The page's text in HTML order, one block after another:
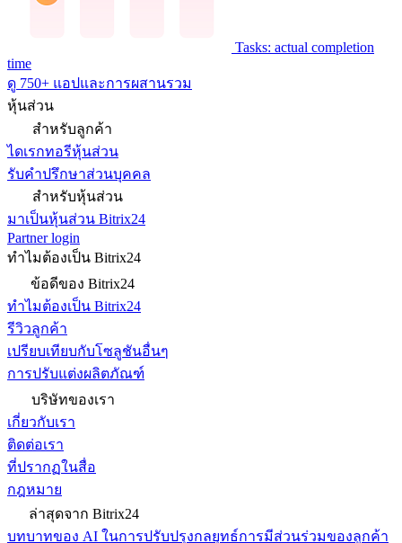
Tasks: actual completion
time
ดู 750+ แอปและการผสานรวม
หุ้นส่วน
สำหรับลูกค้า
ไดเรกทอรีหุ้นส่วน
รับคำปรึกษาส่วนบุคคล
สำหรับหุ้นส่วน
มาเป็นหุ้นส่วน Bitrix24
Partner login
ทำไมต้องเป็น Bitrix24
ข้อดีของ Bitrix24
ทำไมต้องเป็น Bitrix24
รีวิวลูกค้า
เปรียบเทียบกับโซลูชันอื่นๆ
การปรับแต่งผลิตภัณฑ์
บริษัทของเรา
เกี่ยวกับเรา
ติดต่อเรา
ที่ปรากฏในสื่อ
กฎหมาย
ล่าสุดจาก Bitrix24
บทบาทของ AI ในการปรับปรุงกลยุทธ์การมีส่วนร่วมของลูกค้า